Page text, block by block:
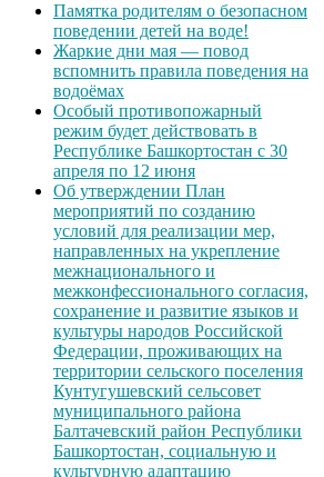
Памятка родителям о безопасном
поведении детей на воде!
Жаркие дни мая — повод
вспомнить правила поведения на
водоёмах
Особый противопожарный
режим будет действовать в
Республике Башкортостан с 30
апреля по 12 июня
Об утверждении План
мероприятий по созданию
условий для реализации мер,
направленных на укрепление
межнационального и
межконфессионального согласия,
сохранение и развитие языков и
культуры народов Российской
Федерации, проживающих на
территории сельского поселения
Кунтугушевский сельсовет
муниципального района
Балтачевский район Республики
Башкортостан, социальную и
культурную адаптацию